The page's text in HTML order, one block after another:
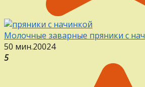
Молочные заварные пряники с
50 мин.20024
5